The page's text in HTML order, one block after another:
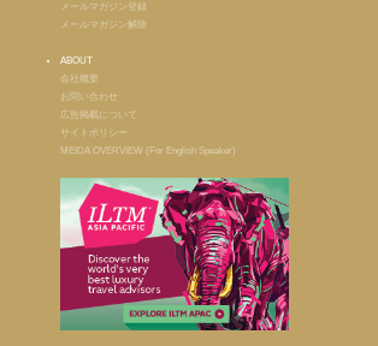
メールマガジン登録
メールマガジン解除
ABOUT
会社概要
お問い合わせ
広告掲載について
サイトポリシー
MEIDA OVERVIEW (For English Speaker)